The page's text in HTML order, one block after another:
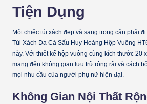
Tiện Dụng
Một chiếc túi xách đẹp và sang trọng cần phải
Túi Xách Da Cá Sấu Huy Hoàng Hộp Vuông
này. Với thiết kế hộp vuông cùng kích thước 20
mang đến không gian lưu trữ rộng rãi và cách
mọi nhu cầu của người phụ nữ hiện đại.
Không Gian Nội Thất